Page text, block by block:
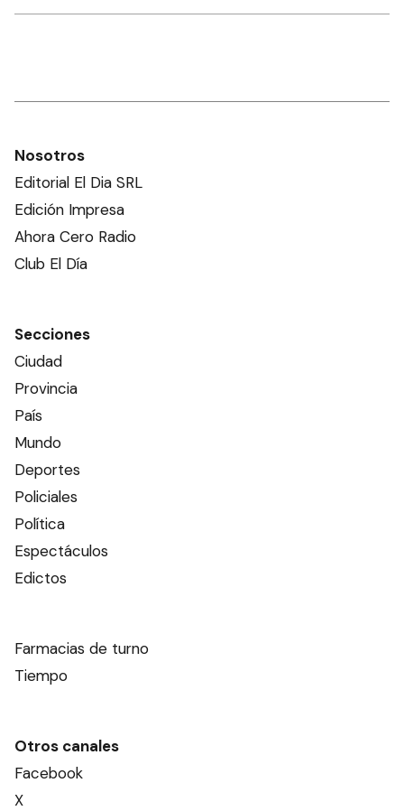
Nosotros
Editorial El Dia SRL
Edición Impresa
Ahora Cero Radio
Club El Día
Secciones
Ciudad
Provincia
País
Mundo
Deportes
Policiales
Política
Espectáculos
Edictos
Farmacias de turno
Tiempo
Otros canales
Facebook
X